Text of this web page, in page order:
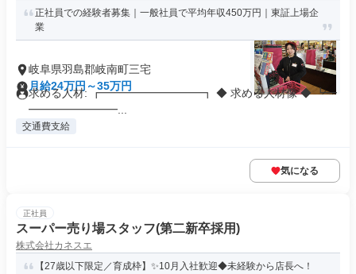
正社員での経験者募集｜一般社員で平均年収450万円｜東証上場企
業
岐阜県羽島郡岐南町三宅
月給24万円～35万円
求める人材: ┏━━━━━━━━━┓ ◆ 求める人材像 ◆ ┗━
━━━━━━━━...
交通費支給
気になる
正社員
スーパー売り場スタッフ(第二新卒採用)
株式会社カネスエ
【27歳以下限定／育成枠】✨10月入社歓迎◆未経験から店長へ！